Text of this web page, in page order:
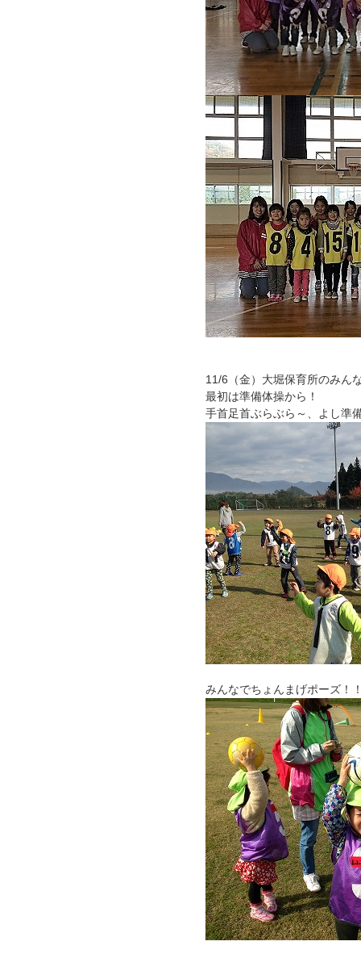
11/6（金）大堀保育所のみん
最初は準備体操から！
手首足首ぶらぶら～、よし準
みんなでちょんまげポーズ！